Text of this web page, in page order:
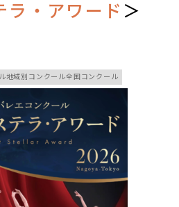
ラ・アワード ＞
地域別コンクール全国コンクール